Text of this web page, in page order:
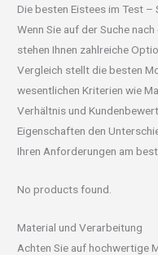
Die besten Eistees im Test
Wenn Sie auf der Suche
stehen Ihnen zahlreiche
Vergleich stellt die besten
wesentlichen Kriterien wie
Verhältnis und
Eigenschaften den
Ihren Anforderungen am
No products found.
Material und Verarbeitung
Achten Sie auf hochwertige